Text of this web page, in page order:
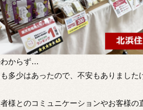
わからず…
多少はあったので、不安もありました
様とのコミュニケーションやお客様の